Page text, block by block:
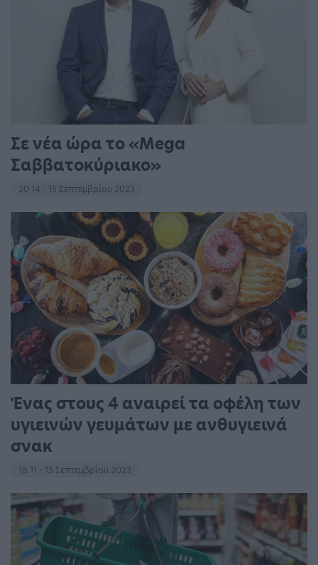
Σε νέα ώρα το «Mega
Σαββατοκύριακο»
20:14 - 15 Σεπτεμβρίου 2023
Ένας στους 4 αναιρεί τα οφέλη των
υγιεινών γευμάτων με ανθυγιεινά
σνακ
18:11 - 15 Σεπτεμβρίου 2023